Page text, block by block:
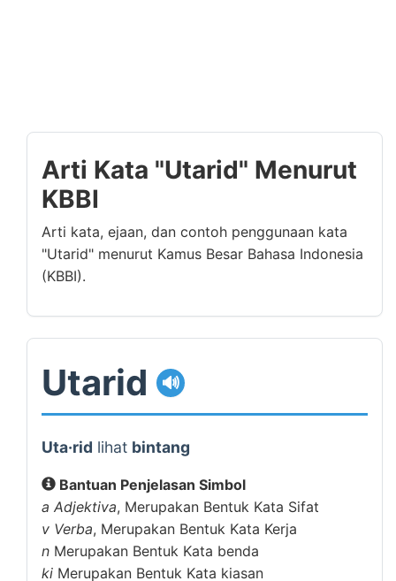
Arti Kata "Utarid" Menurut
KBBI
Arti kata, ejaan, dan contoh penggunaan kata
"Utarid" menurut Kamus Besar Bahasa Indonesia
(KBBI).
Utarid 🔊
Uta·rid lihat bintang
Bantuan Penjelasan Simbol
a Adjektiva, Merupakan Bentuk Kata Sifat
v Verba, Merupakan Bentuk Kata Kerja
n Merupakan Bentuk Kata benda
ki Merupakan Bentuk Kata kiasan